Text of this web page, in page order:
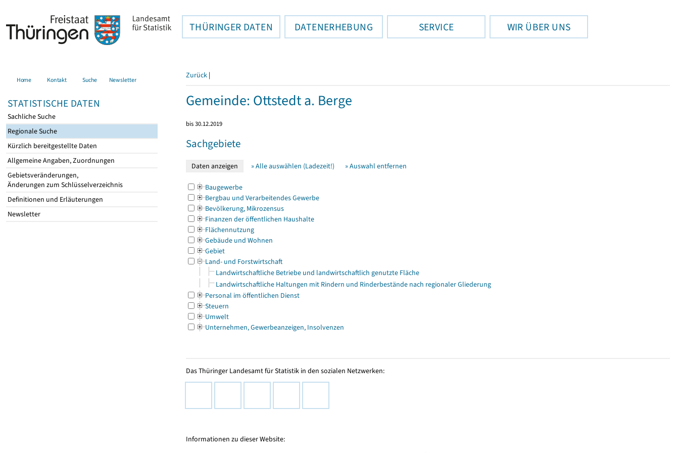
THÜRINGER DATEN DATENERHEBUNG SERVICE WIR ÜBER UNS
Home Kontakt Suche Newsletter
STATISTISCHE DATEN
Sachliche Suche
Regionale Suche
Kürzlich bereitgestellte Daten
Allgemeine Angaben, Zuordnungen
Gebietsveränderungen,
Änderungen zum Schlüsselverzeichnis
Definitionen und Erläuterungen
Newsletter
Zurück |
Gemeinde: Ottstedt a. Berge
bis 30.12.2019
Sachgebiete
» Alle auswählen (Ladezeit!) » Auswahl entfernen
Baugewerbe
Bergbau und Verarbeitendes Gewerbe
Bevölkerung, Mikrozensus
Finanzen der öffentlichen Haushalte
Flächennutzung
Gebäude und Wohnen
Gebiet
Land- und Forstwirtschaft
Landwirtschaftliche Betriebe und landwirtschaftlich genutzte Fläche
Landwirtschaftliche Haltungen mit Rindern und Rinderbestände nach regionaler Gliederung
Personal im öffentlichen Dienst
Steuern
Umwelt
Unternehmen, Gewerbeanzeigen, Insolvenzen
Das Thüringer Landesamt für Statistik in den sozialen Netzwerken:
Informationen zu dieser Website: